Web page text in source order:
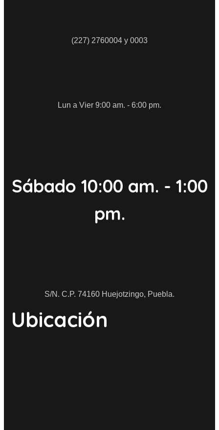
(227) 2760004 y 0003
Lun a Vier 9:00 am. - 6:00 pm.
Sábado 10:00 am. - 1:00
pm.
S/N. C.P. 74160 Huejotzingo, Puebla.
Ubicación